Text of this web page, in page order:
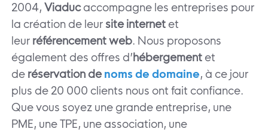
2004,Viaducaccompagne les entreprises pour
la création de leursite internet et
leur référencement web. Nous proposons
également des offres d’hébergement et
de réservation denoms de domaine, à ce jour
plus de 20 000 clients nous ont fait confiance.
Que vous soyez une grande entreprise, une
PME, une TPE, une association, une